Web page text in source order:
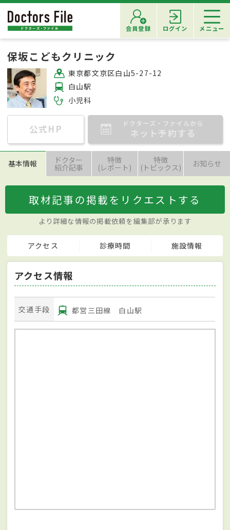
会員登録 ログイン メニュー
保坂こどもクリニック
東京都文京区白山5-27-12
白山駅
小児科
公式HP ドクターズ・ファイルから
ネット予約する
基本情報 ドクター
紹介記事
特徴
(レポート)
特徴
(トピックス) お知らせ
取材記事の掲載をリクエストする
より詳細な情報の掲載依頼を編集部が承ります
アクセス 診療時間 施設情報
アクセス情報
交通手段 都営三田線 白山駅